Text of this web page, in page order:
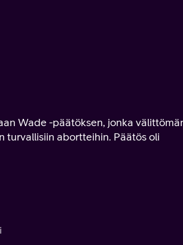
Wade -päätöksen, jonka
turvallisiin abortteihin. Päätös oli